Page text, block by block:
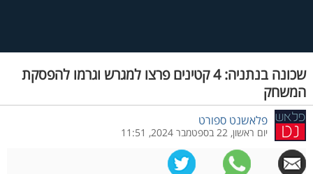
שכונה בנתניה: 4 קטינים פרצו למגרש וגרמו להפסקת
המשחק
פלאשנט ספורט
יום ראשון, 22 בספטמבר 2024, 11:51